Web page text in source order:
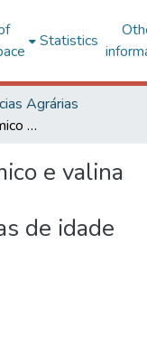
Statistics
Agrárias
Glutamina, ácido glutâmico e valina em rações para leitões desmamados aos 21 dias de idade
e valina
de idade